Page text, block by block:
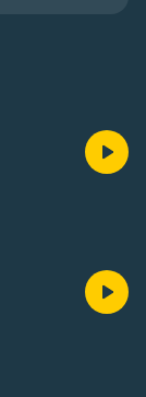
た😅
り